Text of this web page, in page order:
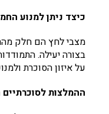
כיצד ניתן למנוע
מצבי לחץ הם חלק
בצורה יעילה.
על איזון הסוכרת
ההמלצות לסוכרתיים